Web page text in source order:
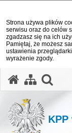
Strona używa plików
serwisu oraz do celów
zgadzasz się na ich
Pamiętaj, że możesz
ustawienia
wyrażenie zgody.